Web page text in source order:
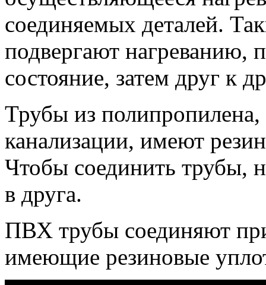
соединяемых деталей.
подвергают нагреванию,
состояние, затем друг к
Трубы из полипропилена,
канализации, имеют
Чтобы соединить трубы,
в друга.
ПВХ трубы соединяют
имеющие резиновые